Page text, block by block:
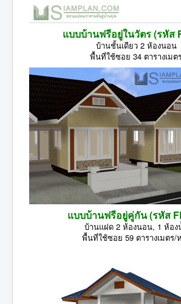
แบบบ้านฟรีอยู่ในวัตร (รหัส
บ้านชั้นเดียว 2 ห้องนอน
พื้นที่ใช้ซอย 34 ตารางเมต
แบบบ้านฟรีอยู่คู่กัน (รหัส
บ้านแฝด 2 ห้องนอน, 1 ห้อง
พื้นที่ใช้ซอย 59 ตารางเมตร/